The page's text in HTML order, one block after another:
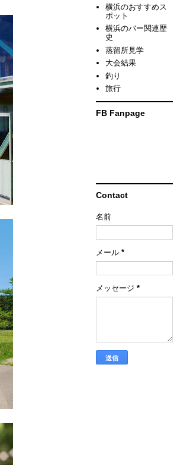
横浜のおすすめス
ポット
横浜のバー関連歴
史
蒸留所見学
大会結果
釣り
旅行
FB Fanpage
Contact
名前
メール *
メッセージ *